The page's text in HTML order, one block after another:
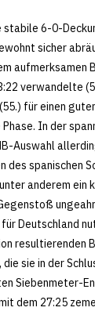
stabile 6-0-
sicher
aufmerksamen
verwandelte
für einen
In der
Auswahl
des spanischen
anderem ein
Deutschland
resultierenden
die sie in der
Siebenmeter-
dem 27:25